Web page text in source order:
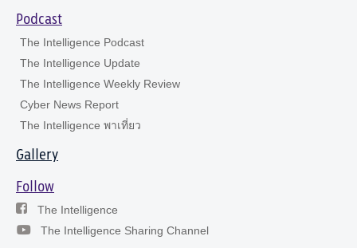
Podcast
The Intelligence Podcast
The Intelligence Update
The Intelligence Weekly Review
Cyber News Report
The Intelligence พาเที่ยว
Gallery
Follow
The Intelligence
The Intelligence Sharing Channel